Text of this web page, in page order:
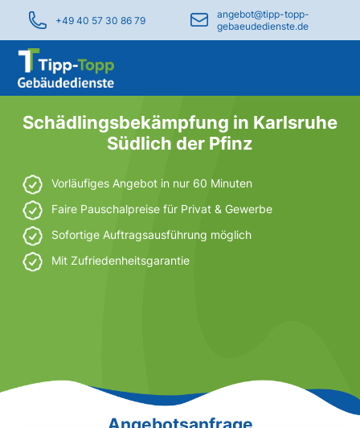
+49 40 57 30 86 79
angebot@tipp-topp-
gebaeudedienste.de
Schädlingsbekämpfung in Karlsruhe
Südlich der Pfinz
Vorläufiges Angebot in nur 60 Minuten
Faire Pauschalpreise für Privat & Gewerbe
Sofortige Auftragsausführung möglich
Mit Zufriedenheitsgarantie